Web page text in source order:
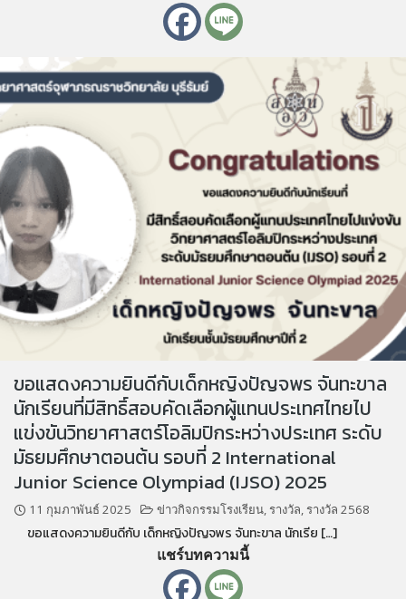
ขอแสดงความยินดีกับเด็กหญิงปัญจพร จันทะขาล
นักเรียนที่มีสิทธิ์สอบคัดเลือกผู้แทนประเทศไทยไป
แข่งขันวิทยาศาสตร์โอลิมปิกระหว่างประเทศ ระดับ
มัธยมศึกษาตอนต้น รอบที่ 2 International
Junior Science Olympiad (IJSO) 2025
11 กุมภาพันธ์ 2025 ข่าวกิจกรรมโรงเรียน,รางวัล,รางวัล 2568
ขอแสดงความยินดีกับ เด็กหญิงปัญจพร จันทะขาล นักเรีย […]
แชร์บทความนี้